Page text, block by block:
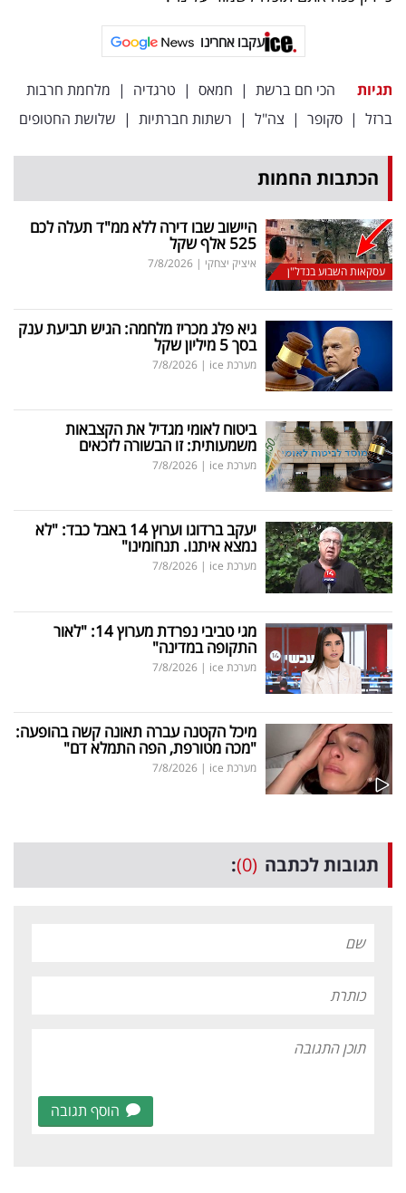
עקבו אחרינו
תגיות הכי חם ברשת | חמאס | טרגדיה | מלחמת חרבות
ברזל | סקופר | צה"ל | רשתות חברתיות | שלושת החטופים
הכתבות החמות
עסקאות השבוע בנדל"ן
היישוב שבו דירה ללא ממ"ד תעלה לכם
525 אלף שקל
איציק יצחקי |
7/8/2026
גיא פלג מכריז מלחמה: הגיש תביעת ענק
בסך 5 מיליון שקל
מערכת ice |
7/8/2026
ביטוח לאומי מגדיל את הקצבאות
משמעותית: זו הבשורה לזכאים
מערכת ice |
7/8/2026
יעקב ברדוגו וערוץ 14 באבל כבד: "לא
נמצא איתנו. תנחומינו"
מערכת ice |
7/8/2026
מגי טביבי נפרדת מערוץ 14: "לאור
התקופה במדינה"
מערכת ice |
7/8/2026
מיכל הקטנה עברה תאונה קשה בהופעה:
"מכה מטורפת, הפה התמלא דם"
מערכת ice |
7/8/2026
תגובות לכתבה (0)
:
הוסף תגובה